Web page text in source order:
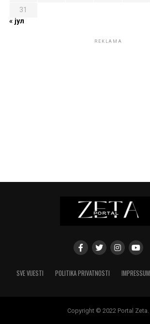
31
« јул
REKLAMA
SVE VIJESTI POLITIKA PRIVATNOSTI IMPRESSUM
Copyright © 2022 Portal Zeta.